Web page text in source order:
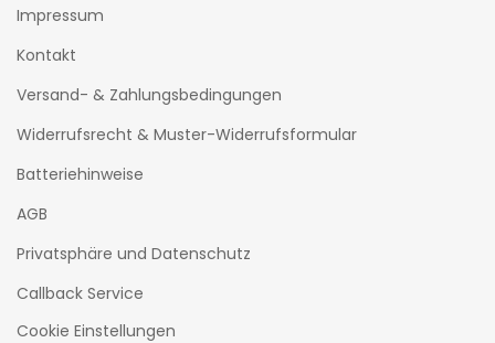
Impressum
Kontakt
Versand- & Zahlungsbedingungen
Widerrufsrecht & Muster-Widerrufsformular
Batteriehinweise
AGB
Privatsphäre und Datenschutz
Callback Service
Cookie Einstellungen